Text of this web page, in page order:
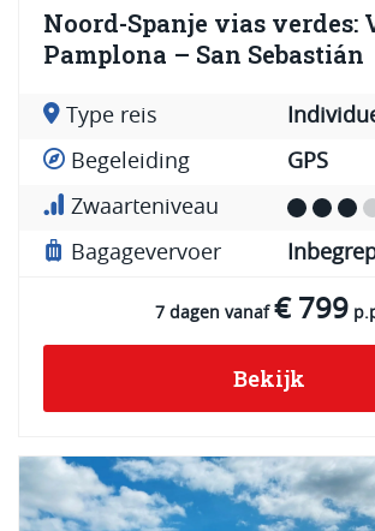
Noord-Spanje vias verdes:
Pamplona – San Sebastián
Type reis
Begeleiding GPS
Zwaarteniveau
Bagagevervoer
7 dagen vanaf € 799
Bekijk